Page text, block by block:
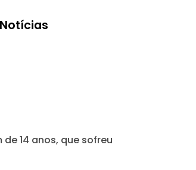
Notícias
14 anos, que sofreu